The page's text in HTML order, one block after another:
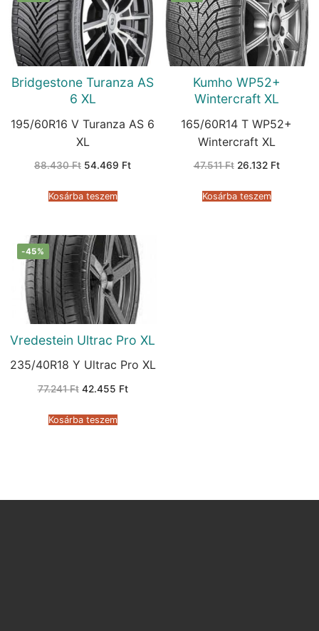
Bridgestone Turanza AS
6 XL
195/60R16 V Turanza AS 6
XL
88.430Ft Original
88.430 Ft.
54.469 FtCurrent
Kosárba teszem
Kumho WP52+
Wintercraft XL
165/60R14 T WP52+
Wintercraft XL
47.511Ft Original
47.511 Ft.
26.132 FtCurrent
Kosárba teszem
-45%
Vredestein Ultrac Pro XL
235/40R18 Y Ultrac Pro XL
77.241Ft Original
77.241 Ft.
42.455 FtCurrent
Kosárba teszem